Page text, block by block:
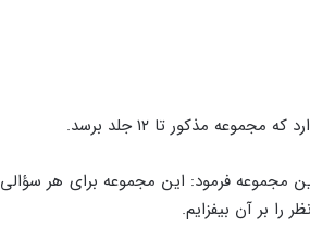
مذکور تا ۱۲ جلد برسد.
فرمود: این مجموعه براى هر سؤالى
را بر آن بیفزایم.